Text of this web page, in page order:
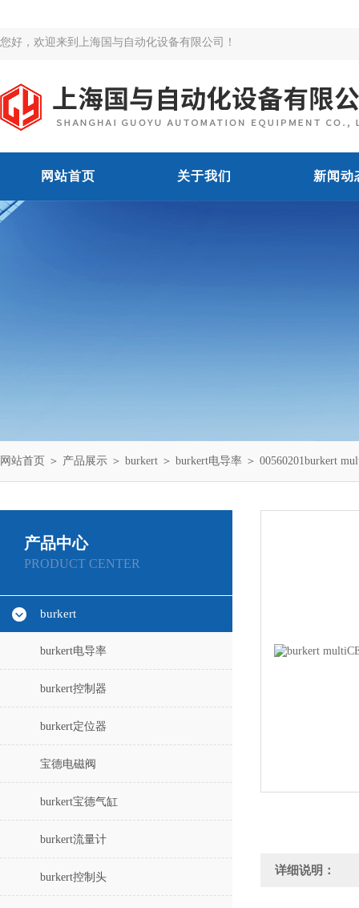
您好，欢迎来到上海国与自动化设备有限公司！
网站首页 关于我们 新闻动
网站首页 ＞ 产品展示 ＞ burkert ＞ burkert电导率 ＞ 00560201burkert
产品中心
PRODUCT CENTER
burkert
burkert电导率
burkert控制器
burkert定位器
宝德电磁阀
burkert宝德气缸
burkert流量计
burkert控制头
详细说明：